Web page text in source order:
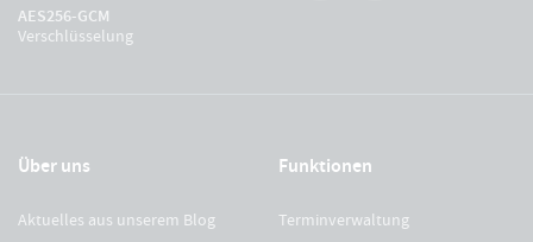
AES256-GCM
Verschlüsselung
Über uns
Aktuelles aus unserem Blog
Funktionen
Terminverwaltung